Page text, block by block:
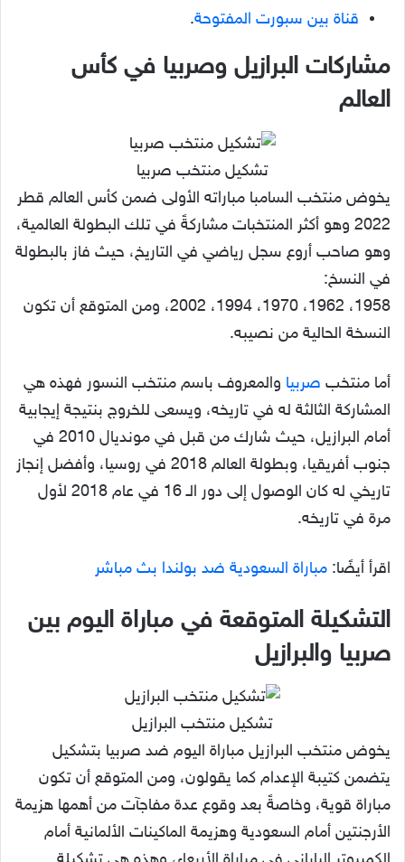
قناة بين سبورت المفتوحة.
مشاركات البرازيل وصربيا في كأس
العالم
تشكيل منتخب صربيا
يخوض منتخب السامبا مباراته الأولى ضمن كأس العالم قطر
2022 وهو أكثر المنتخبات مشاركةً في تلك البطولة العالمية،
وهو صاحب أروع سجل رياضي في التاريخ، حيث فاز بالبطولة
في النسخ:
1958، 1962، 1970، 1994، 2002، ومن المتوقع أن تكون
النسخة الحالية من نصيبه.
أما منتخب صربيا والمعروف باسم منتخب النسور فهذه هي
المشاركة الثالثة له في تاريخه، ويسعى للخروج بنتيجة إيجابية
أمام البرازيل، حيث شارك من قبل في مونديال 2010 في
جنوب أفريقيا، وبطولة العالم 2018 في روسيا، وأفضل إنجاز
تاريخي له كان الوصول إلى دور الـ 16 في عام 2018 لأول
مرة في تاريخه.
اقرأ أيضًا: مباراة السعودية ضد بولندا بث مباشر
التشكيلة المتوقعة في مباراة اليوم بين
صربيا والبرازيل
تشكيل منتخب البرازيل
يخوض منتخب البرازيل مباراة اليوم ضد صربيا بتشكيل
يتضمن كتيبة الإعدام كما يقولون، ومن المتوقع أن تكون
مباراة قوية، وخاصةً بعد وقوع عدة مفاجآت من أهمها هزيمة
الأرجنتين أمام السعودية وهزيمة الماكينات الألمانية أمام